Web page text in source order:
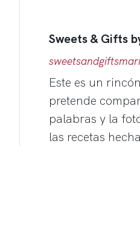
Sweets & Gifts
Este es un
pretende
palabras y la
las recetas